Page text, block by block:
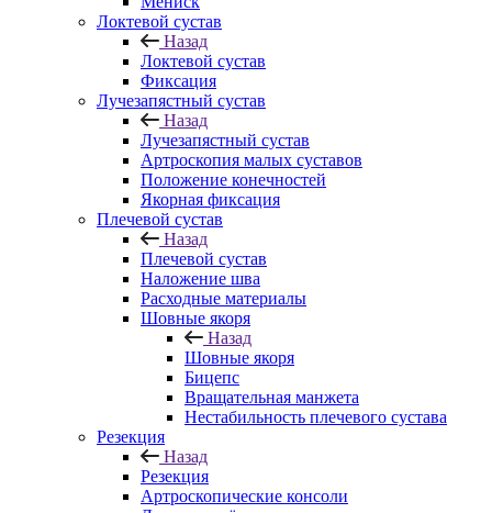
Локтевой сустав
Назад
Локтевой сустав
Фиксация
Лучезапястный сустав
Назад
Лучезапястный сустав
Артроскопия малых суставов
Положение конечностей
Якорная фиксация
Плечевой сустав
Назад
Плечевой сустав
Наложение шва
Расходные материалы
Шовные якоря
Назад
Шовные якоря
Бицепс
Вращательная манжета
Нестабильность плечевого сустава
Резекция
Назад
Резекция
Артроскопические консоли